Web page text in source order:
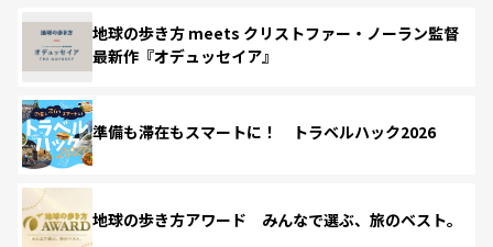
地球の歩き方 meets クリストファー・ノーラン監督
最新作『オデュッセイア』
準備も滞在もスマートに！ トラベルハック2026
地球の歩き方アワード みんなで選ぶ、旅のベスト。